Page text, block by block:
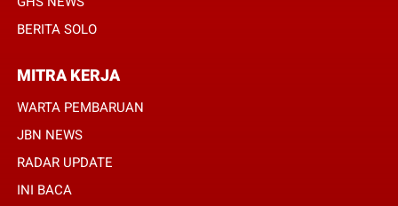
BERITA SOLO
MITRA KERJA
WARTA PEMBARUAN
JBN NEWS
RADAR UPDATE
INI BACA